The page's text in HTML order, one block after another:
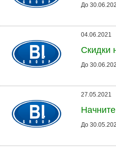
До
04.06.2021
Скидки
До
27.05.2021
До